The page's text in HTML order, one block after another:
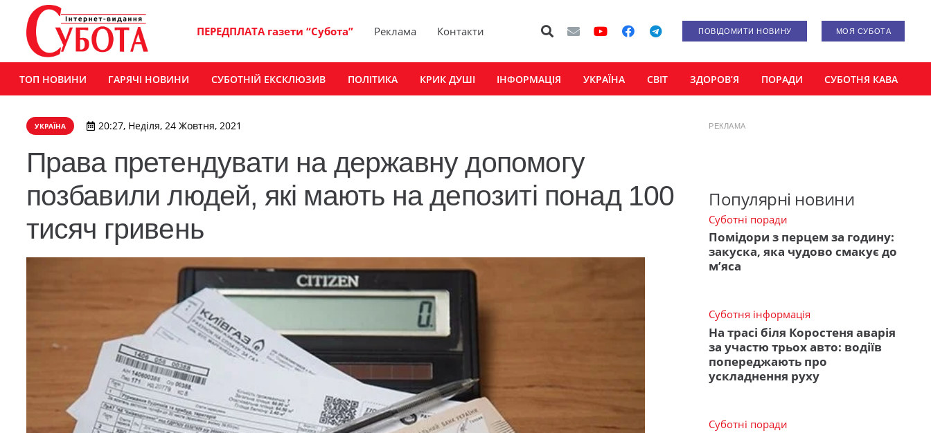
ПЕРЕДПЛАТА газети “Субота” Реклама Контакти ПОВІДОМИТИ НОВИНУ МОЯ СУБОТА
ТОП НОВИНИ ГАРЯЧІ НОВИНИ СУБОТНІЙ ЕКСКЛЮЗИВ ПОЛІТИКА КРИК ДУШІ ІНФОРМАЦІЯ УКРАЇНА СВІТ ЗДОРОВ’Я ПОРАДИ СУБОТНЯ КАВА
УКРАЇНА 20:27, Неділя, 24 Жовтня, 2021
Права претендувати на державну допомогу
позбавили людей, які мають на депозиті понад 100
тисяч гривень
РЕКЛАМА
Популярні новини
Суботні поради
Помідори з перцем за годину:
закуска, яка чудово смакує до
м’яса
Суботня інформація
На трасі біля Коростеня аварія
за участю трьох авто: водіїв
попереджають про
ускладнення руху
Суботні поради